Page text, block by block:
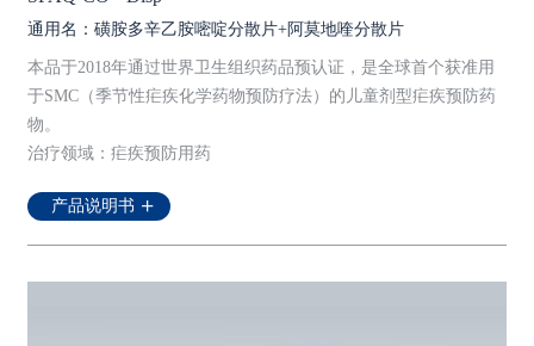
通用名：磺胺多辛乙胺嘧啶分散片+阿莫地喹分散片
本品于2018年通过世界卫生组织药品预认证，是全球首个获准用
于SMC（季节性疟疾化学药物预防疗法）的儿童剂型疟疾预防药
物。
治疗领域：疟疾预防用药
产品说明书